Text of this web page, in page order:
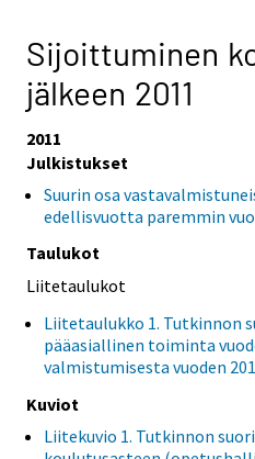
Sijoittuminen
jälkeen 2011
2011
Julkistukset
Suurin osa
edellisvuotta paremmin
Taulukot
Liitetaulukot
Liitetaulukko 1. Tutkinnon
pääasiallinen toiminta
valmistumisesta vuoden
Kuviot
Liitekuvio 1. Tutkinnon